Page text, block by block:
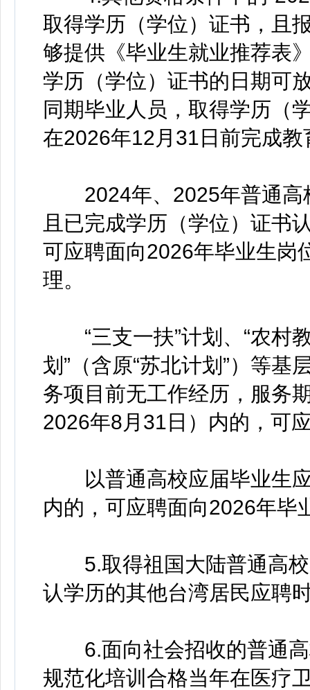
取得学历（学位）证书，且
够提供《毕业生就业推荐表
学历（学位）证书的日期可
同期毕业人员，取得学历（
在2026年12月31日前完成
2024年、2025年普通高
且已完成学历（学位）证书
可应聘面向2026年毕业生岗
理。
“三支一扶”计划、“农村教
划”（含原“苏北计划”）等
务项目前无工作经历，服务
2026年8月31日）内的，可
以普通高校应届毕业生应
内的，可应聘面向2026年毕
5.取得祖国大陆普通高校
认学历的其他台湾居民应聘
6.面向社会招收的普通高
规范化培训合格当年在医疗